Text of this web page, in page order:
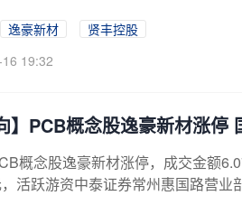
逸豪新材
贤丰控股
19:32
】PCB概念股逸豪新材涨
概念股逸豪新材涨停，成交金额
活跃游资中泰证券常州惠国路营